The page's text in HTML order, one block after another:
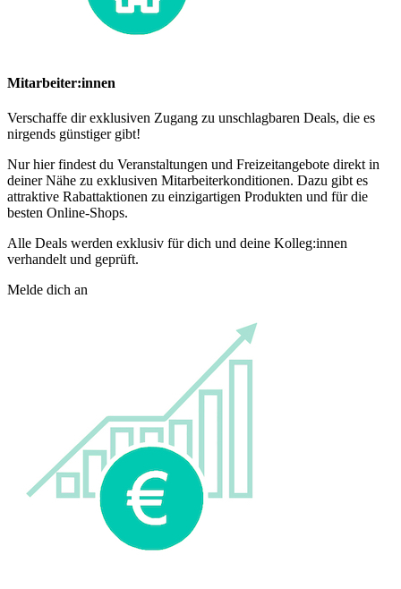
Mitarbeiter:innen
Verschaffe dir exklusiven Zugang zu unschlagbaren Deals, die es
nirgends günstiger gibt!
Nur hier findest du Veranstaltungen und Freizeitangebote direkt in
deiner Nähe zu exklusiven Mitarbeiterkonditionen. Dazu gibt es
attraktive Rabattaktionen zu einzigartigen Produkten und für die
besten Online-Shops.
Alle Deals werden exklusiv für dich und deine Kolleg:innen
verhandelt und geprüft.
Melde dich an